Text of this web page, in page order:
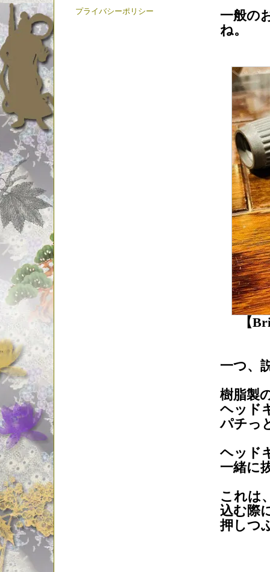
プライバシーポリシー
一般の
ね。
【
一つ、
樹脂製
ヘッド
パチっ
ヘッド
一緒に
これは
込む際
押しつ